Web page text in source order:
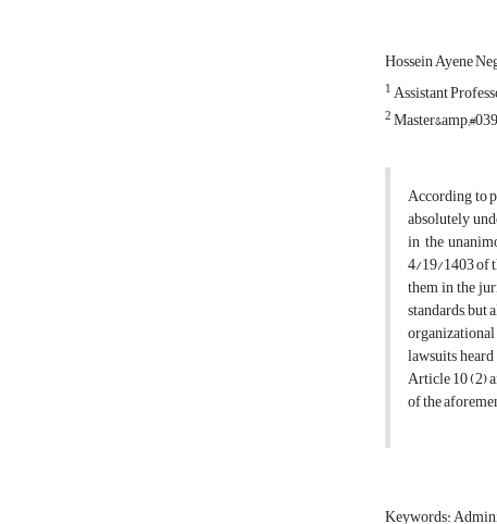
Hossein Ayene
1Assistant
2
According to
absolutely
in the
4/19/1403 of
them in the
standards,
lawsuits
Article 10 (2)
of the
Keywords: